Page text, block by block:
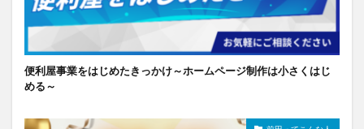
便利屋事業をはじめたきっかけ～ホームページ制作は小さくはじ
める～